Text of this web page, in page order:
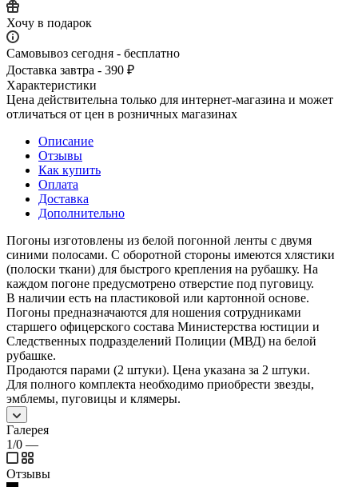
Хочу в подарок
Самовывоз сегодня - бесплатно
Доставка завтра - 390 ₽
Характеристики
Цена действительна только для интернет-магазина и может
отличаться от цен в розничных магазинах
Описание
Отзывы
Как купить
Оплата
Доставка
Дополнительно
Погоны изготовлены из белой погонной ленты с двумя
синими полосами. С оборотной стороны имеются хлястики
(полоски ткани) для быстрого крепления на рубашку. На
каждом погоне предусмотрено отверстие под пуговицу.
В наличии есть на пластиковой или картонной основе.
Погоны предназначаются для ношения сотрудниками
старшего офицерского состава Министерства юстиции и
Следственных подразделений Полиции (МВД) на белой
рубашке.
Продаются парами (2 штуки). Цена указана за 2 штуки.
Для полного комплекта необходимо приобрести звезды,
эмблемы, пуговицы и клямеры.
Галерея
1/0 —
Отзывы